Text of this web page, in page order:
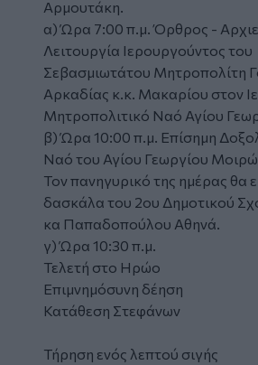
Αρμουτάκη.
α) Ώρα 7:00 π.μ. Όρθρος -
Λειτουργία Ιερουργούντος του
Σεβασμιωτάτου Μητροπολίτη
Αρκαδίας κ.κ. Μακαρίου στον
Μητροπολιτικό Ναό Αγίου
β) Ώρα 10:00 π.μ. Επίσημη
Ναό του Αγίου Γεωργίου
Τον πανηγυρικό της ημέρας θα
δασκάλα του 2ου Δημοτικού
κα Παπαδοπούλου Αθηνά.
γ) Ώρα 10:30 π.μ.
Τελετή στο Ηρώο
Επιμνημόσυνη δέηση
Κατάθεση Στεφάνων
Τήρηση ενός λεπτού σιγής